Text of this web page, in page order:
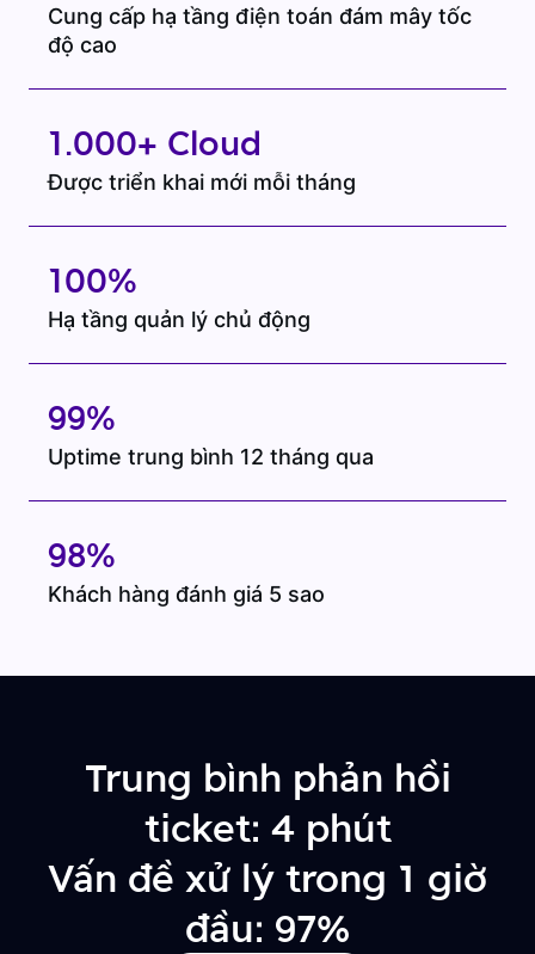
Cung cấp hạ tầng điện toán đám mây tốc
độ cao
1.000+ Cloud
Được triển khai mới mỗi tháng
100%
Hạ tầng quản lý chủ động
99%
Uptime trung bình 12 tháng qua
98%
Khách hàng đánh giá 5 sao
Trung bình phản hồi
ticket: 4 phút
Vấn đề xử lý trong 1 giờ
đầu: 97%